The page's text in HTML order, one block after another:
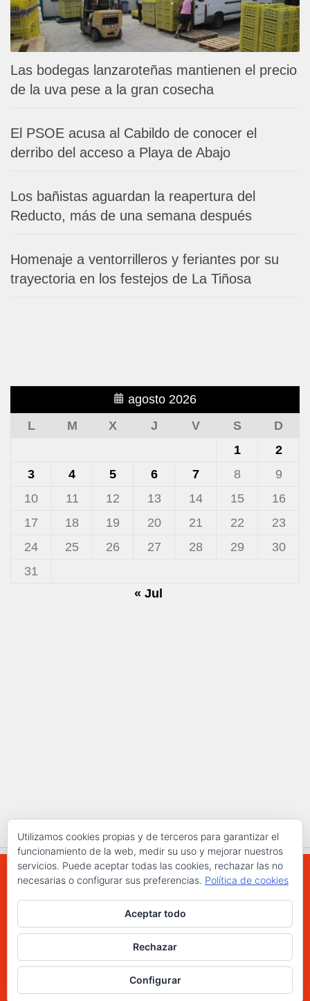
Las bodegas lanzaroteñas mantienen el precio
de la uva pese a la gran cosecha
El PSOE acusa al Cabildo de conocer el
derribo del acceso a Playa de Abajo
Los bañistas aguardan la reapertura del
Reducto, más de una semana después
Homenaje a ventorrilleros y feriantes por su
trayectoria en los festejos de La Tiñosa
agosto 2026
L
M X J V S
D
1
2
3
4 5 6 7 8
9
10
11 12 13 14 15
16
17
18 19 20 21 22
23
24
25 26 27 28 29
30
31
« Jul
WWW.ELCHAPLON.COM © 2026. Todos los
derechos reservados.
Utilizamos cookies propias y de terceros para garantizar el
funcionamiento de la web, medir su uso y mejorar nuestros
servicios. Puede aceptar todas las cookies, rechazar las no
necesarias o configurar sus preferencias. Política de cookies
Aceptar todo
Rechazar
Configurar